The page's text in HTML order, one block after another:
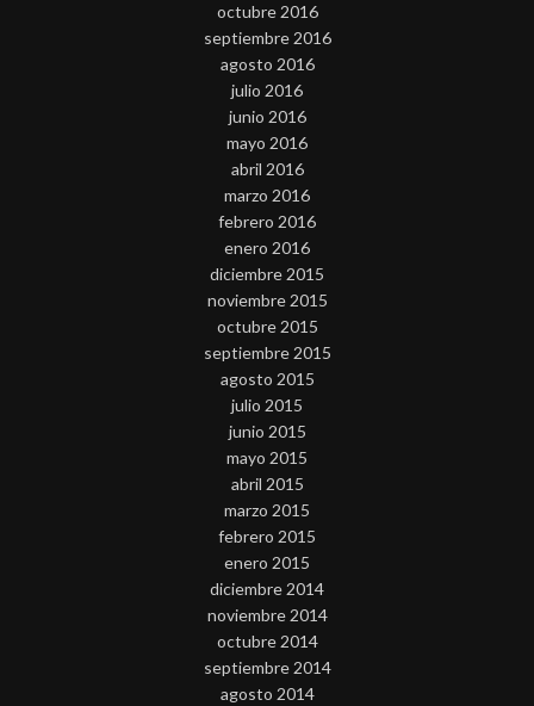
octubre 2016
septiembre 2016
agosto 2016
julio 2016
junio 2016
mayo 2016
abril 2016
marzo 2016
febrero 2016
enero 2016
diciembre 2015
noviembre 2015
octubre 2015
septiembre 2015
agosto 2015
julio 2015
junio 2015
mayo 2015
abril 2015
marzo 2015
febrero 2015
enero 2015
diciembre 2014
noviembre 2014
octubre 2014
septiembre 2014
agosto 2014